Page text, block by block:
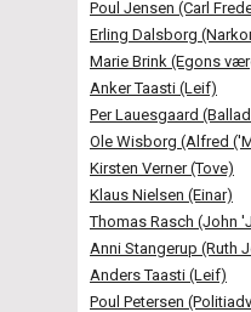
Poul Jensen (Carl
Erling Dalsborg
Marie Brink (Egons
Anker Taasti (Leif)
Per Lauesgaard
Ole Wisborg (Alfred
Kirsten Verner (Tove)
Klaus Nielsen (Einar)
Thomas Rasch (John
Anni Stangerup (Ruth
Anders Taasti (Leif)
Poul Petersen